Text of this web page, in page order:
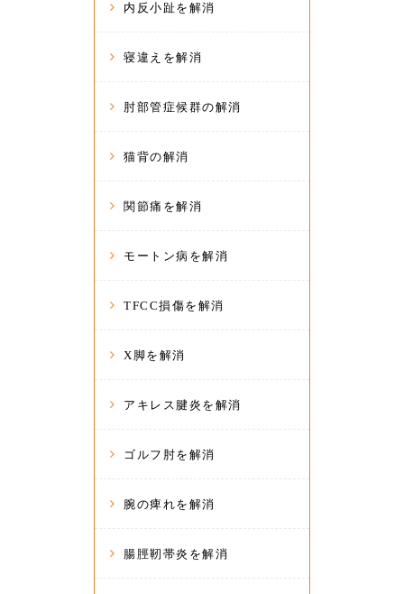
内反小趾を解消
寝違えを解消
肘部管症候群の解消
猫背の解消
関節痛を解消
モートン病を解消
TFCC損傷を解消
X脚を解消
アキレス腱炎を解消
ゴルフ肘を解消
腕の痺れを解消
腸脛靭帯炎を解消